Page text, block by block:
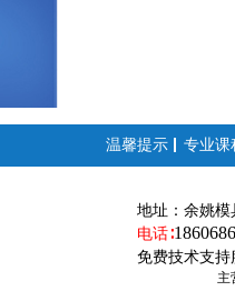
温馨提示 专业课
地址： 余姚模
电话∶
免费技术支持
主